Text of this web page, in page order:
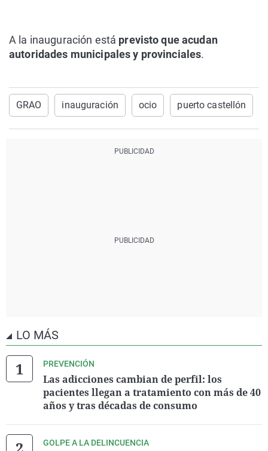
A la inauguración está previsto que acudan
autoridades municipales y provinciales.
GRAO inauguración ocio puerto castellón
LO MÁS
PREVENCIÓN
Las adicciones cambian de perfil: los
pacientes llegan a tratamiento con más de 40
años y tras décadas de consumo
GOLPE A LA DELINCUENCIA